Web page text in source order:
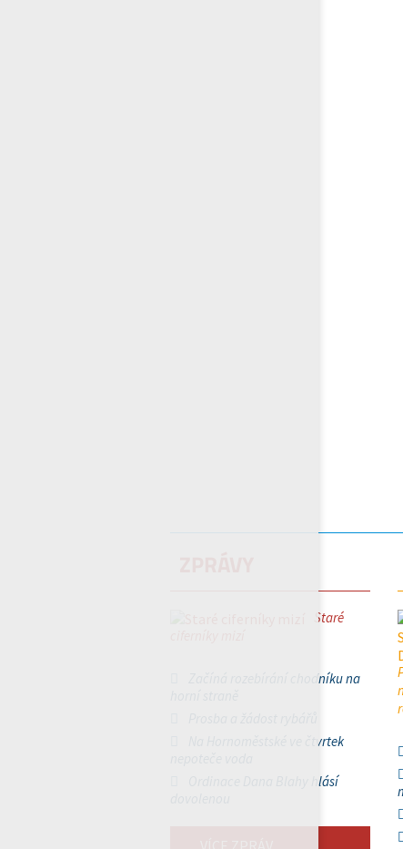
Staré
Začíná rozebírání chodníku na
Na Hornoměstské ve čtvrtek
Ordinace Dana Blahy hlásí